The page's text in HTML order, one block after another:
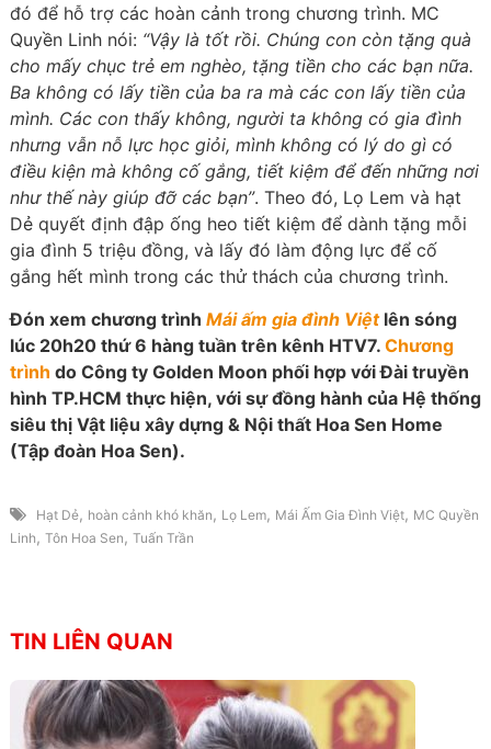
đó để hỗ trợ các hoàn cảnh trong chương trình. MC
Quyền Linh nói: “Vậy là tốt rồi. Chúng con còn tặng quà
cho mấy chục trẻ em nghèo, tặng tiền cho các bạn nữa.
Ba không có lấy tiền của ba ra mà các con lấy tiền của
mình. Các con thấy không, người ta không có gia đình
nhưng vẫn nỗ lực học giỏi, mình không có lý do gì có
điều kiện mà không cố gắng, tiết kiệm để đến những nơi
như thế này giúp đỡ các bạn”. Theo đó, Lọ Lem và hạt
Dẻ quyết định đập ống heo tiết kiệm để dành tặng mỗi
gia đình 5 triệu đồng, và lấy đó làm động lực để cố
gắng hết mình trong các thử thách của chương trình.
Đón xem chương trình Mái ấm gia đình Việtlên sóng
lúc 20h20 thứ 6 hàng tuần trên kênh HTV7. Chương
trình do Công ty Golden Moon phối hợp với Đài truyền
hình TP.HCM thực hiện, với sự đồng hành của Hệ thống
siêu thị Vật liệu xây dựng & Nội thất Hoa Sen Home
(Tập đoàn Hoa Sen).
Hạt Dẻ, hoàn cảnh khó khăn , Lọ Lem, Mái Ấm Gia Đình Việt, MC Quyền
Linh , Tôn Hoa Sen , Tuấn Trần
TIN LIÊN QUAN